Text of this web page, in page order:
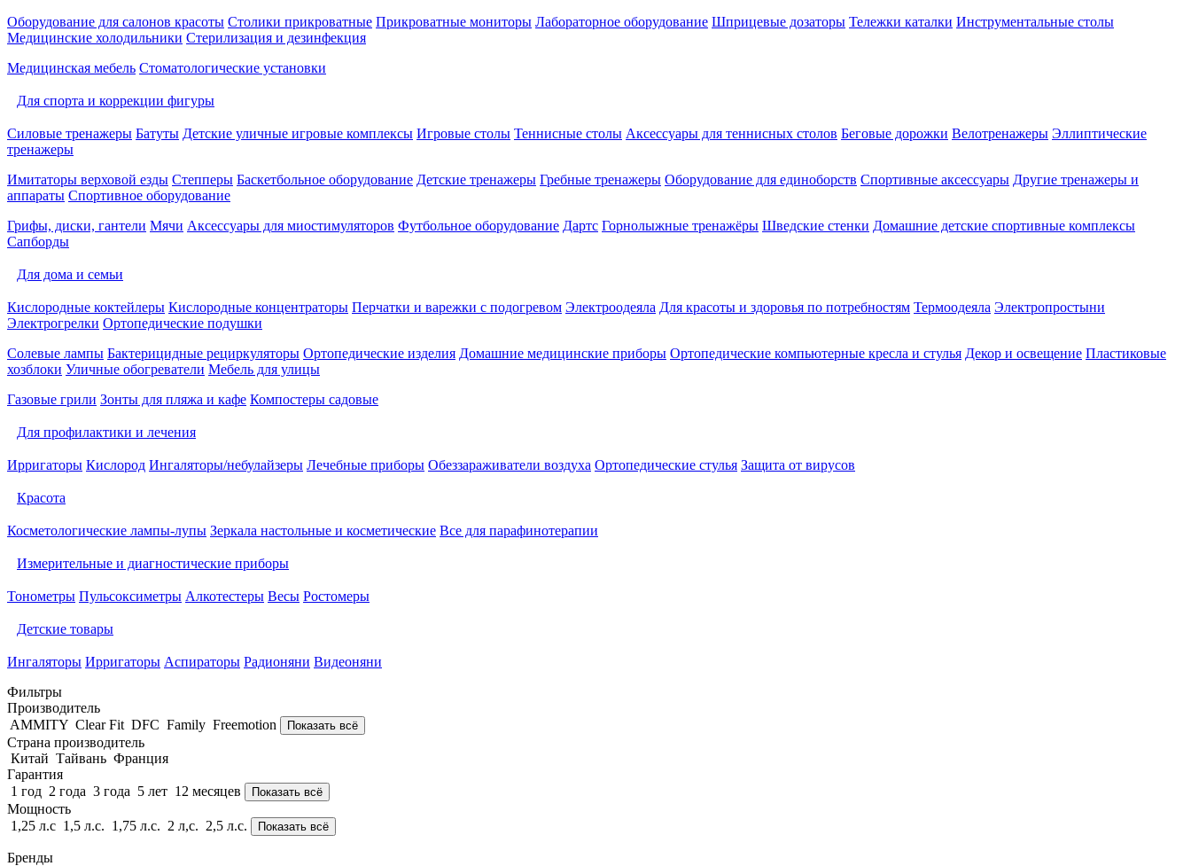
Оборудование для салонов красоты Столики прикроватные Прикроватные мониторы Лабораторное оборудование Шприцевые дозаторы Тележки каталки Инструментальные столы
Медицинские холодильники Стерилизация и дезинфекция
Медицинская мебель Стоматологические установки
Для спорта и коррекции фигуры
Силовые тренажеры Батуты Детские уличные игровые комплексы Игровые столы Теннисные столы Аксессуары для теннисных столов Беговые дорожки Велотренажеры Эллиптические
тренажеры
Имитаторы верховой езды Степперы Баскетбольное оборудование Детские тренажеры Гребные тренажеры Оборудование для единоборств Спортивные аксессуары Другие тренажеры и
аппараты Спортивное оборудование
Грифы, диски, гантели Мячи Аксессуары для миостимуляторов Футбольное оборудование Дартс Горнолыжные тренажёры Шведские стенки Домашние детские спортивные комплексы
Сапборды
Для дома и семьи
Кислородные коктейлеры Кислородные концентраторы Перчатки и варежки с подогревом Электроодеяла Для красоты и здоровья по потребностям Термоодеяла Электропростыни
Электрогрелки Ортопедические подушки
Солевые лампы Бактерицидные рециркуляторы Ортопедические изделия Домашние медицинские приборы Ортопедические компьютерные кресла и стулья Декор и освещение Пластиковые
хозблоки Уличные обогреватели Мебель для улицы
Газовые грили Зонты для пляжа и кафе Компостеры садовые
Для профилактики и лечения
Ирригаторы Кислород Ингаляторы/небулайзеры Лечебные приборы Обеззараживатели воздуха Ортопедические стулья Защита от вирусов
Красота
Косметологические лампы-лупы Зеркала настольные и косметические Все для парафинотерапии
Измерительные и диагностические приборы
Тонометры Пульсоксиметры Алкотестеры Весы Ростомеры
Детские товары
Ингаляторы Ирригаторы Аспираторы Радионяни Видеоняни
Фильтры
Производитель
AMMITY Clear Fit DFC Family Freemotion Показать всё
Страна производитель
Китай Тайвань Франция
Гарантия
1 год 2 года 3 года 5 лет 12 месяцев Показать всё
Мощность
1,25 л.с 1,5 л.с. 1,75 л.с. 2 л,с. 2,5 л.с. Показать всё
Бренды